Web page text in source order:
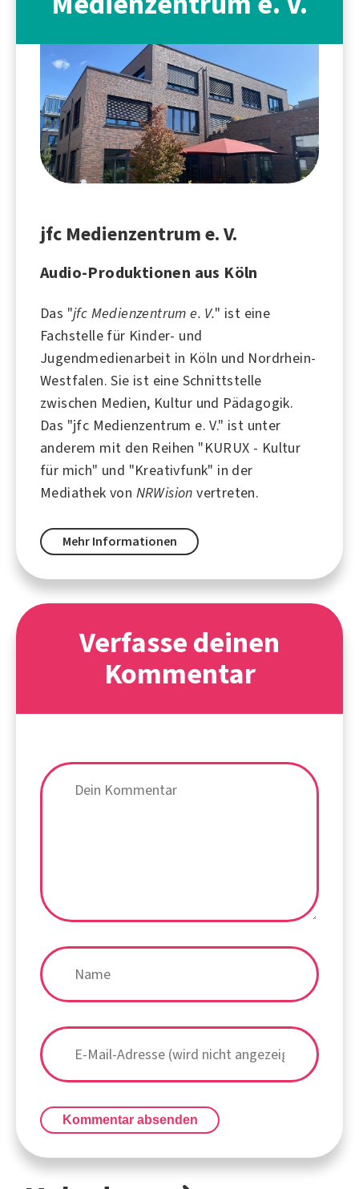
jfc Medienzentrum e. V.
Audio-Produktionen aus Köln
Das "jfc Medienzentrum e. V." ist eine
Fachstelle für Kinder- und
Jugendmedienarbeit in Köln und Nordrhein-
Westfalen. Sie ist eine Schnittstelle
zwischen Medien, Kultur und Pädagogik.
Das "jfc Medienzentrum e. V." ist unter
anderem mit den Reihen "KURUX - Kultur
für mich" und "Kreativfunk" in der
Mediathek von NRWisionvertreten.
Mehr Informationen
Verfasse deinen
Kommentar
Kommentar absenden